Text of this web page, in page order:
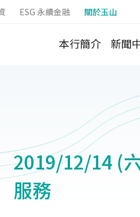
ESG 永續金融 關於玉山
本行簡介 新聞
2019/12/14 (
服務